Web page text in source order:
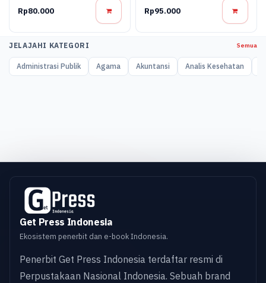
Rp80.000 Rp95.000
JELAJAHI KATEGORI Semua
Administrasi Publik Agama Akuntansi Analis Kesehatan
Get Press Indonesia
Ekosistem penerbit dan e-book Indonesia.
Penerbit Get Press Indonesia terdaftar resmi di
Perpustakaan Nasional Indonesia. Sebuah brand